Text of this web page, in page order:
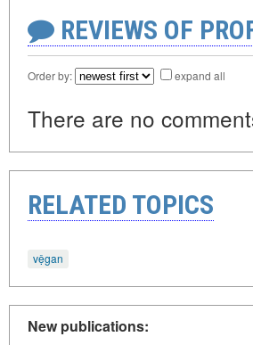
REVIEWS OF
Order by: expand all
There are no
RELATED TOPICS
vệgan
New publications: